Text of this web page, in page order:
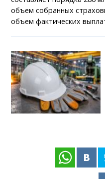
объем собранных
объем фактических